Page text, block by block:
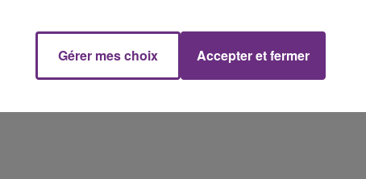
LE BEST OF DE LA FAMILLE
Gérer mes choix Accepter et fermer